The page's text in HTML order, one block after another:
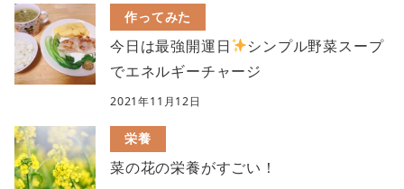
作ってみた
今日は最強開運日
シンプル野菜スープ
でエネルギーチャージ
2021年11月12日
栄養
菜の花の栄養がすごい！